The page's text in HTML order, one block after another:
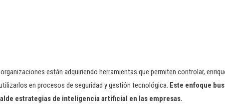
están adquiriendo herramientas que permiten controlar,
en procesos de seguridad y gestión tecnológica. Este enfoque
estrategias de inteligencia artificial en las empresas.